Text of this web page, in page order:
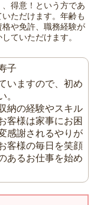
得意！という方であ
ただけます。年齢も
や免許、職務経験が
ていただけます。
子
いますので、初め
。
納の経験やスキル
客様は家事にお困
感謝されるやりが
客様の毎日を笑顔
あるお仕事を始め